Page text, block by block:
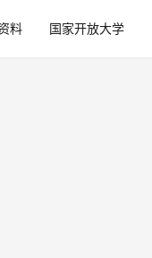
料 国家开放大学